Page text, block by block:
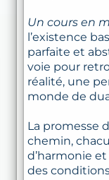
Un cours en
l’existence
parfaite et
voie pour
réalité, une
monde de
La promesse
chemin,
d’harmonie
des